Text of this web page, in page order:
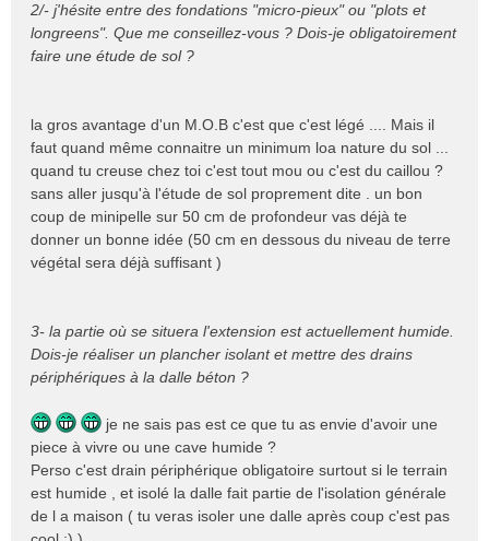
2/- j'hésite entre des fondations "micro-pieux" ou "plots et
longreens". Que me conseillez-vous ? Dois-je obligatoirement
faire une étude de sol ?
la gros avantage d'un M.O.B c'est que c'est légé .... Mais il
faut quand même connaitre un minimum loa nature du sol ...
quand tu creuse chez toi c'est tout mou ou c'est du caillou ?
sans aller jusqu'à l'étude de sol proprement dite . un bon
coup de minipelle sur 50 cm de profondeur vas déjà te
donner un bonne idée (50 cm en dessous du niveau de terre
végétal sera déjà suffisant )
3- la partie où se situera l'extension est actuellement humide.
Dois-je réaliser un plancher isolant et mettre des drains
périphériques à la dalle béton ?
je ne sais pas est ce que tu as envie d'avoir une
piece à vivre ou une cave humide ?
Perso c'est drain périphérique obligatoire surtout si le terrain
est humide , et isolé la dalle fait partie de l'isolation générale
de l a maison ( tu veras isoler une dalle après coup c'est pas